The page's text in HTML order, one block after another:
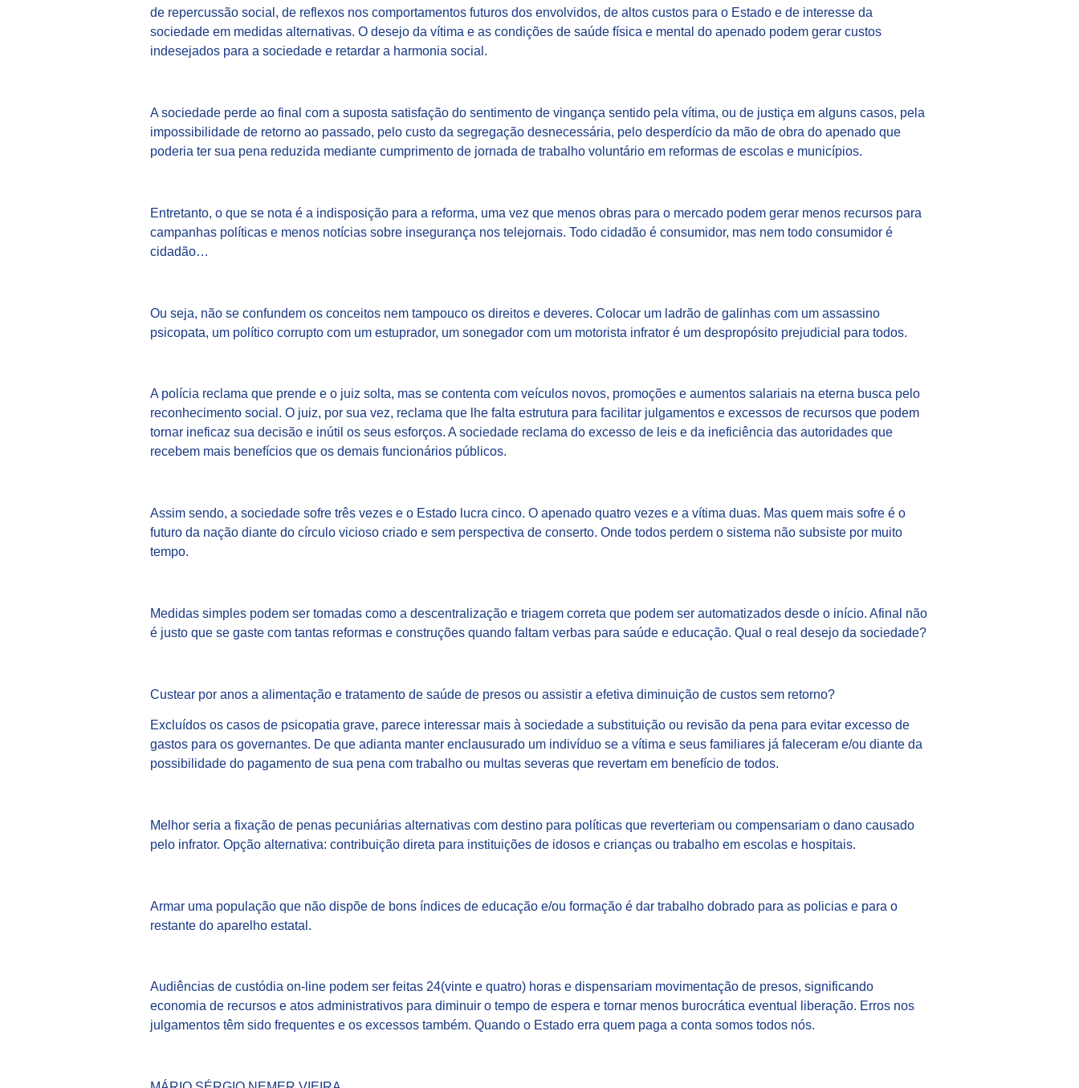
de repercussão social, de reflexos nos comportamentos futuros dos envolvidos, de altos custos para o Estado e de interesse da
sociedade em medidas alternativas. O desejo da vítima e as condições de saúde física e mental do apenado podem gerar custos
indesejados para a sociedade e retardar a harmonia social.
A sociedade perde ao final com a suposta satisfação do sentimento de vingança sentido pela vítima, ou de justiça em alguns casos, pela
impossibilidade de retorno ao passado, pelo custo da segregação desnecessária, pelo desperdício da mão de obra do apenado que
poderia ter sua pena reduzida mediante cumprimento de jornada de trabalho voluntário em reformas de escolas e municípios.
Entretanto, o que se nota é a indisposição para a reforma, uma vez que menos obras para o mercado podem gerar menos recursos para
campanhas políticas e menos notícias sobre insegurança nos telejornais. Todo cidadão é consumidor, mas nem todo consumidor é
cidadão…
Ou seja, não se confundem os conceitos nem tampouco os direitos e deveres. Colocar um ladrão de galinhas com um assassino
psicopata, um político corrupto com um estuprador, um sonegador com um motorista infrator é um despropósito prejudicial para todos.
A polícia reclama que prende e o juiz solta, mas se contenta com veículos novos, promoções e aumentos salariais na eterna busca pelo
reconhecimento social. O juiz, por sua vez, reclama que lhe falta estrutura para facilitar julgamentos e excessos de recursos que podem
tornar ineficaz sua decisão e inútil os seus esforços. A sociedade reclama do excesso de leis e da ineficiência das autoridades que
recebem mais benefícios que os demais funcionários públicos.
Assim sendo, a sociedade sofre três vezes e o Estado lucra cinco. O apenado quatro vezes e a vítima duas. Mas quem mais sofre é o
futuro da nação diante do círculo vicioso criado e sem perspectiva de conserto. Onde todos perdem o sistema não subsiste por muito
tempo.
Medidas simples podem ser tomadas como a descentralização e triagem correta que podem ser automatizados desde o início. Afinal não
é justo que se gaste com tantas reformas e construções quando faltam verbas para saúde e educação. Qual o real desejo da sociedade?
Custear por anos a alimentação e tratamento de saúde de presos ou assistir a efetiva diminuição de custos sem retorno?
Excluídos os casos de psicopatia grave, parece interessar mais à sociedade a substituição ou revisão da pena para evitar excesso de
gastos para os governantes. De que adianta manter enclausurado um indivíduo se a vítima e seus familiares já faleceram e/ou diante da
possibilidade do pagamento de sua pena com trabalho ou multas severas que revertam em benefício de todos.
Melhor seria a fixação de penas pecuniárias alternativas com destino para políticas que reverteriam ou compensariam o dano causado
pelo infrator. Opção alternativa: contribuição direta para instituições de idosos e crianças ou trabalho em escolas e hospitais.
Armar uma população que não dispõe de bons índices de educação e/ou formação é dar trabalho dobrado para as policias e para o
restante do aparelho estatal.
Audiências de custódia on-line podem ser feitas 24(vinte e quatro) horas e dispensariam movimentação de presos, significando
economia de recursos e atos administrativos para diminuir o tempo de espera e tornar menos burocrática eventual liberação. Erros nos
julgamentos têm sido frequentes e os excessos também. Quando o Estado erra quem paga a conta somos todos nós.